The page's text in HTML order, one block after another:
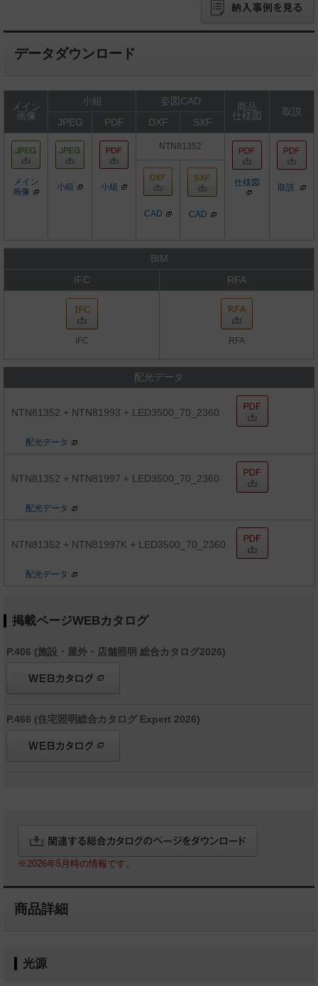
データダウンロード
メイン
画像
小組 姿図CAD
商品
仕様図
取説
JPEG
PDF DXF SXF
メイン
画像
小組 小組
NTN81352
仕様図 取説
CAD CAD
BIM
IFC
RFA
IFC RFA
配光データ
NTN81352 + NTN81993 + LED3500_70_2360
配光データ
NTN81352 + NTN81997 + LED3500_70_2360
配光データ
NTN81352 + NTN81997K + LED3500_70_2360
配光データ
掲載ページWEBカタログ
P.406 (施設・屋外・店舗照明 総合カタログ2026)
P.466 (住宅照明総合カタログ Expert 2026)
※2026年5月時の情報です。
商品詳細
光源